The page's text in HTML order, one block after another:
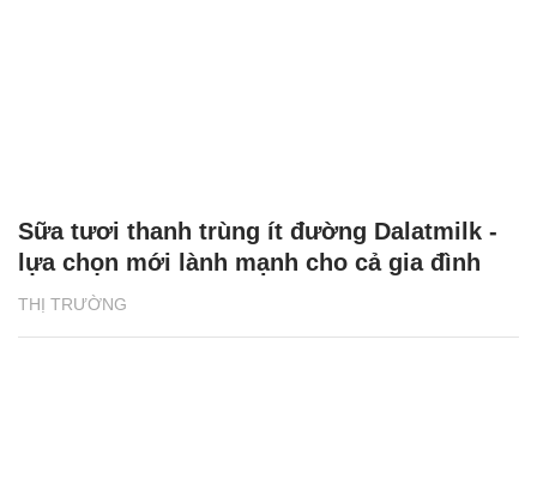
THỊ TRƯỜNG
Sữa tươi thanh trùng ít đường Dalatmilk -
lựa chọn mới lành mạnh cho cả gia đình